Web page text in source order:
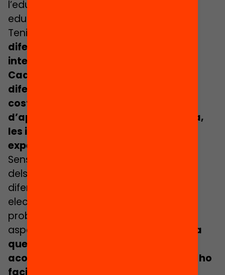
l’educació no-formal i l’administració
educativa per fer-ho possible?
Tenim clar que
diferents maneres d’aprendre i
interpretar el món que ens envolta.
Cada infant ho fa d’una manera i es
diferencia dels altres pel seu estil, els
costums, els ritmes, els temps
d’aprenentatge, la història educativa,
les idees prèvies, la motivació, les
experiències i les capacitats.
Sense haver pogut llegir encara alguns
dels programes que presentaran els
diferents partits polítics a les properes
eleccions, ens atrevim a dir que
probablement aquest sigui un dels
aspectes que anomenin.
Ens agradaria
que el compromís anés més enllà,
acompanyant-lo de les mesures que ho